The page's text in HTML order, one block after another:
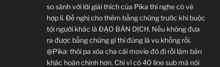
so sánh với lời giải thích của Pika thì nghe có vẻ
hợp lí. Đề nghị cho thêm bằng chứng trước khi buộc
tội người khác là ĐẠO BẢN DỊCH. Nếu không đưa
ra được bằng chứng gì thì đúng là vu khống rồi.
@Pika: thôi pa xóa cha cái movie đó đi rồi làm bản
khác hoàn chỉnh hơn. Chỉ vì có 40 line sub mà nói